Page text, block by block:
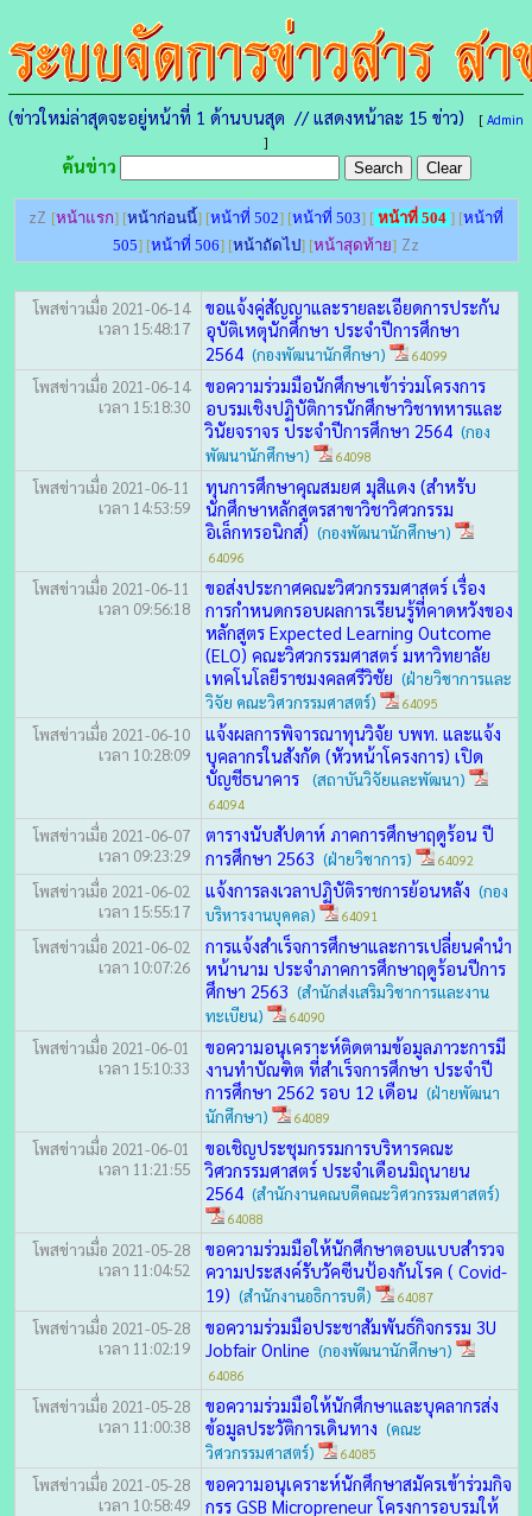
(ข่าวใหม่ล่าสุดจะอยู่หน้าที่ 1 ด้านบนสุด // แสดงหน้าละ 15 ข่าว) [ Admin
]
ค้นข่าว
zZ [หน้าแรก] [หน้าก่อนนี้] [หน้าที่ 502] [หน้าที่ 503] [ หน้าที่ 504 ] [หน้าที่
505] [หน้าที่ 506] [หน้าถัดไป] [หน้าสุดท้าย] Zz
โพสข่าวเมื่อ 2021-06-14
เวลา 15:48:17
ขอแจ้งคู่สัญญาและรายละเอียดการประกัน
อุบัติเหตุนักศึกษา ประจำปีการศึกษา
2564 (กองพัฒนานักศึกษา) 64099
โพสข่าวเมื่อ 2021-06-14
เวลา 15:18:30
ขอความร่วมมือนักศึกษาเข้าร่วมโครงการ
อบรมเชิงปฏิบัติการนักศึกษาวิชาทหารและ
วินัยจราจร ประจำปีการศึกษา 2564 (กอง
พัฒนานักศึกษา)
64098
โพสข่าวเมื่อ 2021-06-11
เวลา 14:53:59
ทุนการศึกษาคุณสมยศ มุสิแดง (สำหรับ
นักศึกษาหลักสูตรสาขาวิชาวิศวกรรม
อิเล็กทรอนิกส์) (กองพัฒนานักศึกษา)
64096
โพสข่าวเมื่อ 2021-06-11
เวลา 09:56:18
ขอส่งประกาศคณะวิศวกรรมศาสตร์ เรื่อง
การกำหนดกรอบผลการเรียนรู้ที่คาดหวังของ
หลักสูตร Expected Learning Outcome
(ELO) คณะวิศวกรรมศาสตร์ มหาวิทยาลัย
เทคโนโลยีราชมงคลศรีวิชัย (ฝ่ายวิชาการและ
วิจัย คณะวิศวกรรมศาสตร์)
64095
โพสข่าวเมื่อ 2021-06-10
เวลา 10:28:09
แจ้งผลการพิจารณาทุนวิจัย บพท. และแจ้ง
บุคลากรในสังกัด (หัวหน้าโครงการ) เปิด
บัญชีธนาคาร
(สถาบันวิจัยและพัฒนา)
64094
โพสข่าวเมื่อ 2021-06-07
เวลา 09:23:29
ตารางนับสัปดาห์ ภาคการศึกษาฤดูร้อน ปี
การศึกษา 2563 (ฝ่ายวิชาการ) 64092
โพสข่าวเมื่อ 2021-06-02
เวลา 15:55:17
แจ้งการลงเวลาปฏิบัติราชการย้อนหลัง (กอง
บริหารงานบุคคล)
64091
โพสข่าวเมื่อ 2021-06-02
เวลา 10:07:26
การแจ้งสำเร็จการศึกษาและการเปลี่ยนคำนำ
หน้านาม ประจำภาคการศึกษาฤดูร้อนปีการ
ศึกษา 2563 (สำนักส่งเสริมวิชาการและงาน
ทะเบียน)
64090
โพสข่าวเมื่อ 2021-06-01
เวลา 15:10:33
ขอความอนุเคราะห์ติดตามข้อมูลภาวะการมี
งานทำบัณฑิต ที่สำเร็จการศึกษา ประจำปี
การศึกษา 2562 รอบ 12 เดือน (ฝ่ายพัฒนา
นักศึกษา)
64089
โพสข่าวเมื่อ 2021-06-01
เวลา 11:21:55
ขอเชิญประชุมกรรมการบริหารคณะ
วิศวกรรมศาสตร์ ประจำเดือนมิถุนายน
2564 (สำนักงานคณบดีคณะวิศวกรรมศาสตร์)
64088
โพสข่าวเมื่อ 2021-05-28
เวลา 11:04:52
ขอความร่วมมือให้นักศึกษาตอบแบบสำรวจ
ความประสงค์รับวัคซีนป้องกันโรค ( Covid-
19) (สำนักงานอธิการบดี) 64087
โพสข่าวเมื่อ 2021-05-28
เวลา 11:02:19
ขอความร่วมมือประชาสัมพันธ์กิจกรรม 3U
Jobfair Online (กองพัฒนานักศึกษา)
64086
โพสข่าวเมื่อ 2021-05-28
เวลา 11:00:38
ขอความร่วมมือให้นักศึกษาและบุคลากรส่ง
ข้อมูลประวัติการเดินทาง (คณะ
วิศวกรรมศาสตร์)
64085
โพสข่าวเมื่อ 2021-05-28
เวลา 10:58:49
ขอความอนุเคราะห์นักศึกษาสมัครเข้าร่วมกิจ
กรร GSB Micropreneur โครงการอบรมให้